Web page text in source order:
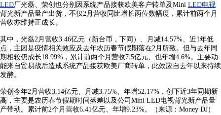
LED厂光磊、荣创也分别因系统产品接获欧美客户转单及Mini LED电视
背光新产品量产出货，不仅2月营收同比增长两位数幅度，累计前两个月
营收亦维持正成长。
其中，光磊2月营收3.46亿元（新台币，下同）、月减14.57%、近1年低
点，主因是疫情相关效应及去年农历春节假期落在2月所致。但与去年同
期相较仍成长18.99%，累计前两个月营收7.5亿元、也年增4.6%。主要动
能来自贸易战后造成系统产品接获欧美厂商转单，此效应自去年以来持续
发酵。
荣创今年2月营收3.14亿元、月减3.75%、年增52.17%，创下近3年同期新
高，主要是农历春节假期时间落差以及公司Mini LED电视背光新产品量
产带动。累计前2个月营收6.41亿元、年增9.23%。（来源：Money DJ）